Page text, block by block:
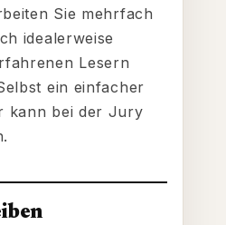
Sie mehrfach
idealerweise
Lesern
ein einfacher
kann bei der Jury